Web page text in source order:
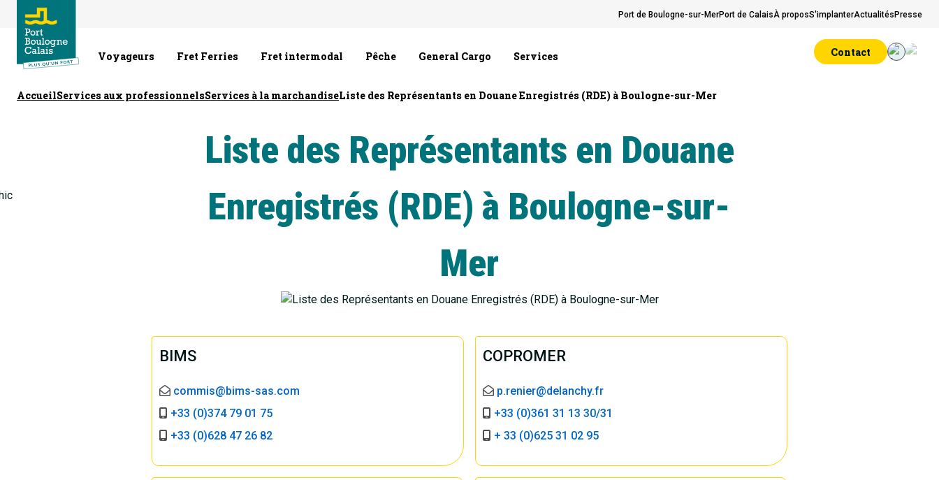
Port de Boulogne-sur-MerPort de CalaisÀ proposS'implanterActualités Presse
Voyageurs Fret Ferries Fret intermodal Pêche General Cargo Services Contact
AccueilServices aux professionnelsServices à la marchandiseListe des Représentants en Douane Enregistrés (RDE) à Boulogne-sur-Mer
Liste des Représentants en Douane
Enregistrés (RDE) à Boulogne-sur-
Mer
BIMS
commis@bims-sas.com
+33 (0)374 79 01 75
+33 (0)628 47 26 82
COPROMER
p.renier@delanchy.fr
+33 (0)361 31 13 30/31
+ 33 (0)625 31 02 95